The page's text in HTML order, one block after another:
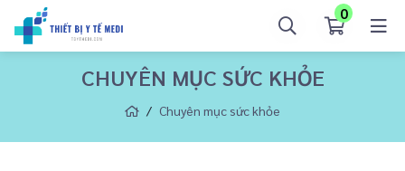
0
CHUYÊN MỤC SỨC KHỎE
Chuyên mục sức khỏe